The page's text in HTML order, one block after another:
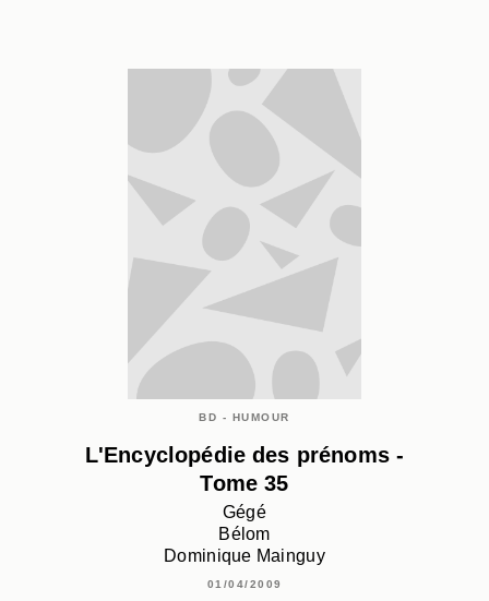
BD - HUMOUR
L'Encyclopédie des prénoms -
Tome 35
Gégé
Bélom
Dominique Mainguy
01/04/2009